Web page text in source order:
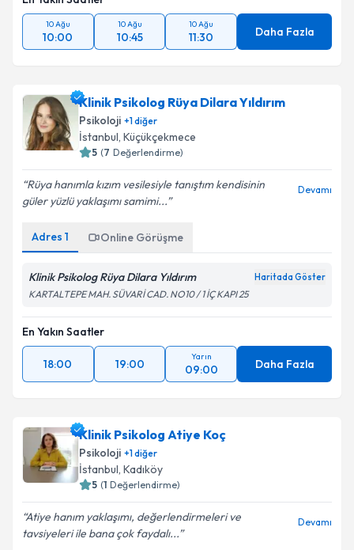
En Yakın Saatler
10 Ağu
10:00
10 Ağu
10:45
10 Ağu
11:30 Daha Fazla
Klinik Psikolog Rüya Dilara Yıldırım
Psikoloji diğer
İstanbul, Küçükçekmece
( Değerlendirme)
Rüya hanımla kızım vesilesiyle tanıştım kendisinin
güler yüzlü yaklaşımı samimi...
Adres 1 Online Görüşme
Klinik Psikolog Rüya Dilara Yıldırım
KARTALTEPE MAH. SÜVARİ CAD. NO10 / 1 İÇ KAPI 25
En Yakın Saatler
18:00 19:00
Yarın
09:00 Daha Fazla
Klinik Psikolog Atiye Koç
Psikoloji diğer
İstanbul, Kadıköy
( Değerlendirme)
Atiye hanım yaklaşımı, değerlendirmeleri ve
tavsiyeleri ile bana çok faydalı...